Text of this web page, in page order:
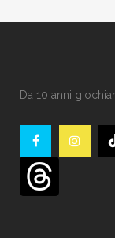
Da 10 anni